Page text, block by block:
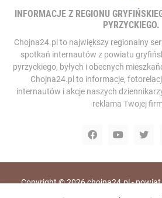
INFORMACJE Z REGIONU
PYRZYCKIEGO.
Chojna24.pl to największy regionalny
spotkań internautów z powiatu
pyrzyckiego, byłych i obecnych
Chojna24.pl to informacje,
internautów i akcje naszych
reklama Twojej
Copyright ©2026chojna24.pl -